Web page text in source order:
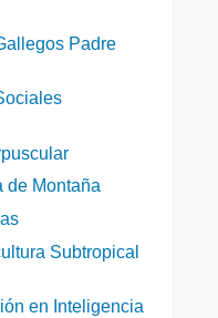
Padre
de Montaña
Subtropical
en Inteligencia